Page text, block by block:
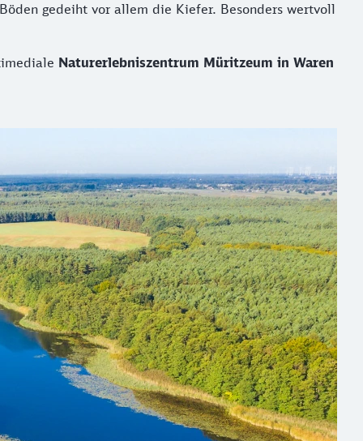
gedeiht vor allem die Kiefer. Besonders wertvoll
Naturerlebniszentrum Müritzeum in Waren